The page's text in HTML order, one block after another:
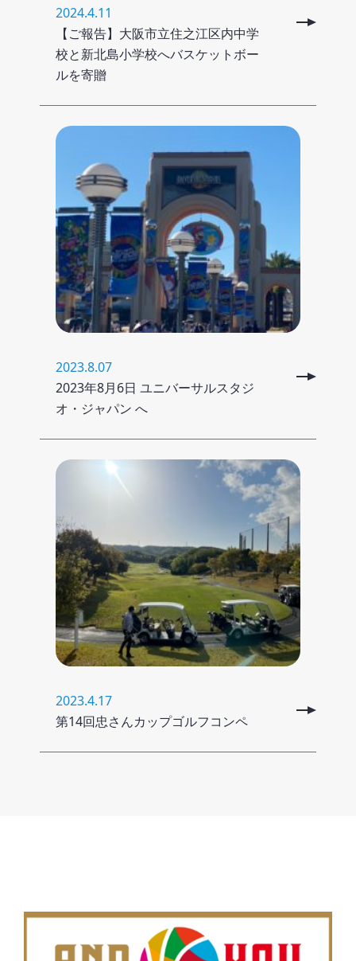
2024.4.11
【ご報告】大阪市立住之江区内中学
校と新北島小学校へバスケットボー
ルを寄贈
2023.8.07
2023年8月6日 ユニバーサルスタジ
オ・ジャパン へ
2023.4.17
第14回忠さんカップゴルフコンペ